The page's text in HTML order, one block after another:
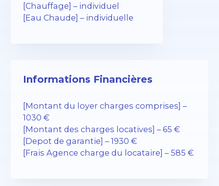
[Chauffage] – individuel
[Eau Chaude] – individuelle
Informations Financières
[Montant du loyer charges comprises] –
1030 €
[Montant des charges locatives] – 65 €
[Depot de garantie] – 1930 €
[Frais Agence charge du locataire] – 585 €